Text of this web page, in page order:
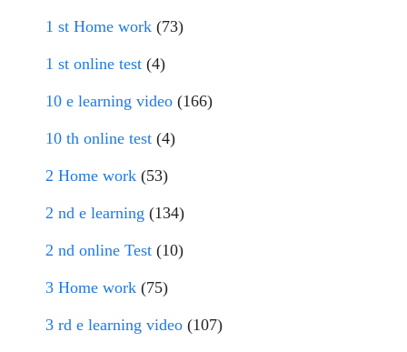
1 st Home work (73)
1 st online test (4)
10 e learning video (166)
10 th online test (4)
2 Home work (53)
2 nd e learning (134)
2 nd online Test (10)
3 Home work (75)
3 rd e learning video (107)